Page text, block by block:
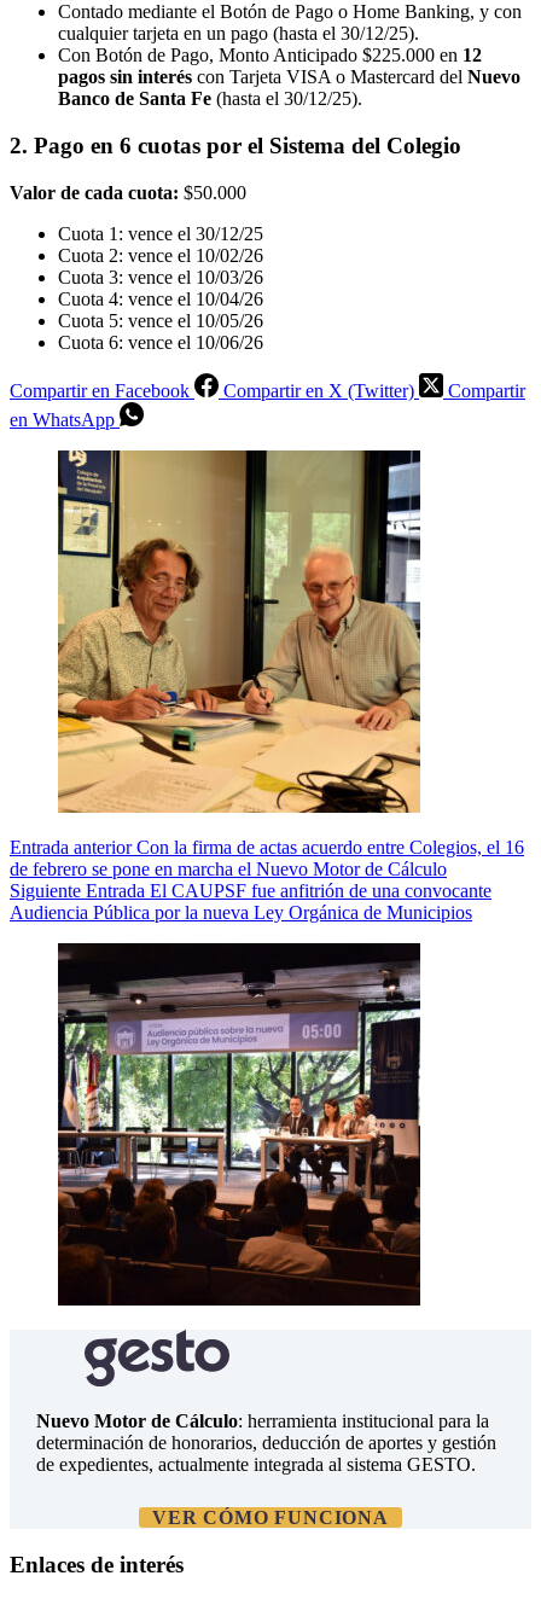
Contado mediante el Botón de Pago o Home Banking, y con
cualquier tarjeta en un pago (hasta el 30/12/25).
Con Botón de Pago, Monto Anticipado $225.000 en 12
pagos sin interés con Tarjeta VISA o Mastercard del Nuevo
Banco de Santa Fe (hasta el 30/12/25).
2. Pago en 6 cuotas por el Sistema del Colegio
Valor de cada cuota: $50.000
Cuota 1: vence el 30/12/25
Cuota 2: vence el 10/02/26
Cuota 3: vence el 10/03/26
Cuota 4: vence el 10/04/26
Cuota 5: vence el 10/05/26
Cuota 6: vence el 10/06/26
Compartir en Facebook Compartir en X (Twitter)
Compartir
en WhatsApp
Entrada anteriorCon la firma de actas acuerdo entre Colegios, el 16
de febrero se pone en marcha el Nuevo Motor de Cálculo
Siguiente Entrada El CAUPSF fue anfitrión de una convocante
Audiencia Pública por la nueva Ley Orgánica de Municipios
Nuevo Motor de Cálculo: herramienta institucional para la
determinación de honorarios, deducción de aportes y gestión
de expedientes, actualmente integrada al sistema GESTO.
VER CÓMO FUNCIONA
Enlaces de interés